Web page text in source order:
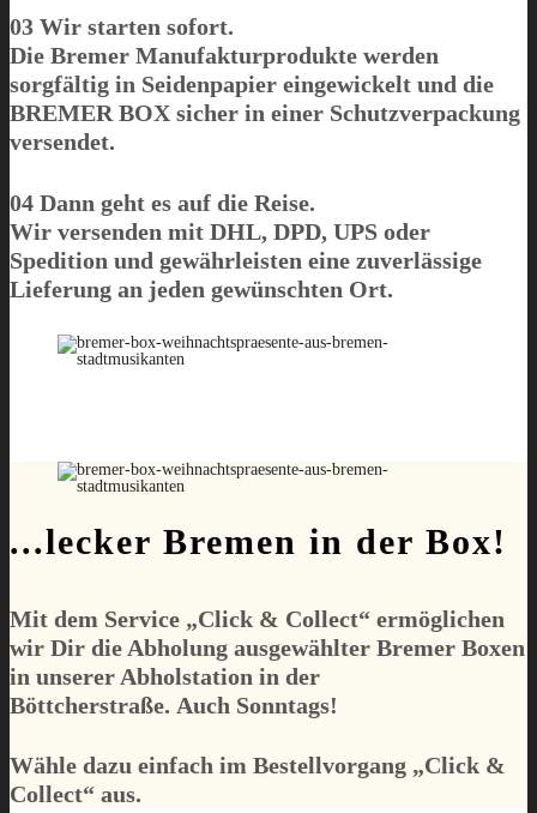
03 Wir starten sofort.
Die Bremer Manufakturprodukte werden
sorgfältig in Seidenpapier eingewickelt und die
BREMER BOX sicher in einer Schutzverpackung
versendet.
04 Dann geht es auf die Reise.
Wir versenden mit DHL, DPD, UPS oder
Spedition und gewährleisten eine zuverlässige
Lieferung an jeden gewünschten Ort.
...lecker Bremen in der Box!
Mit dem Service „Click & Collect“ ermöglichen
wir Dir die Abholung ausgewählter Bremer Boxen
in unserer Abholstation in der
Böttcherstraße. Auch Sonntags!
Wähle dazu einfach im Bestellvorgang „Click &
Collect“ aus.